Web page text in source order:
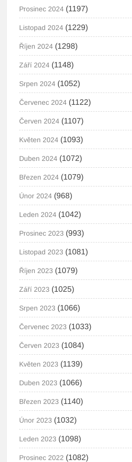
Prosinec 2024 (1197)
Listopad 2024 (1229)
Říjen 2024 (1298)
Září 2024 (1148)
Srpen 2024 (1052)
Červenec 2024 (1122)
Červen 2024 (1107)
Květen 2024 (1093)
Duben 2024 (1072)
Březen 2024 (1079)
Únor 2024 (968)
Leden 2024 (1042)
Prosinec 2023 (993)
Listopad 2023 (1081)
Říjen 2023 (1079)
Září 2023 (1025)
Srpen 2023 (1066)
Červenec 2023 (1033)
Červen 2023 (1084)
Květen 2023 (1139)
Duben 2023 (1066)
Březen 2023 (1140)
Únor 2023 (1032)
Leden 2023 (1098)
Prosinec 2022 (1082)